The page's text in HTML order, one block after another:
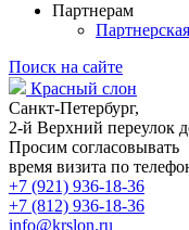
Партнерам
Поиск на сайте
Красный слон
Санкт-Петербург,
2-й Верхний переулок
Просим согласовывать
время визита по
+7 (921) 936-18-36
+7 (812) 936-18-36
info@krslon.ru